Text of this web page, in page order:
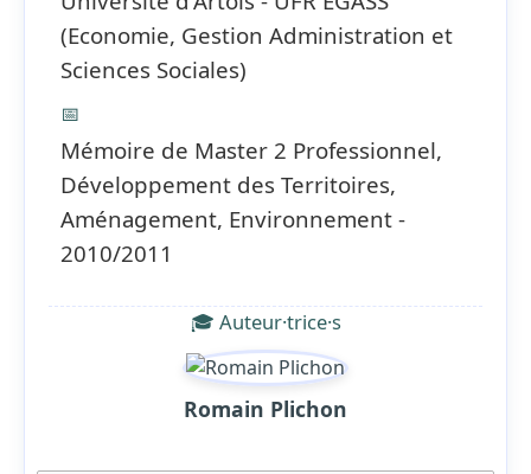
(Economie, Gestion Administration et
Sciences Sociales)
📅
Mémoire de Master 2 Professionnel,
Développement des Territoires,
Aménagement, Environnement -
2010/2011
🎓 Auteur·trice·s
Romain Plichon